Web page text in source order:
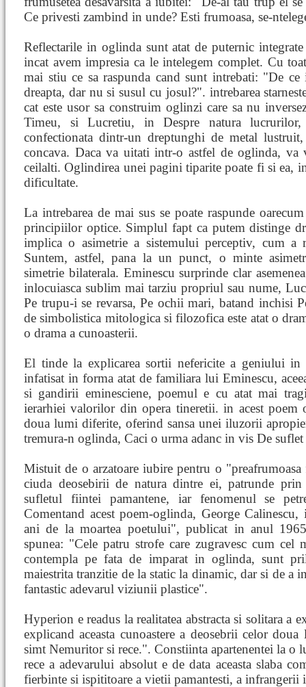
Ce privesti zambind in unde? Esti frumoasa, se-
Reflectarile in oglinda sunt atat de puternic
incat avem impresia ca le intelegem complet. Cu
mai stiu ce sa raspunda cand sunt intrebati: "De ce
dreapta, dar nu si susul cu josul?". intrebarea
cat este usor sa construim oglinzi care sa nu
Timeu, si Lucretiu, in Despre natura
confectionata dintr-un dreptunghi de metal
concava. Daca va uitati intr-o astfel de oglinda, va
ceilalti. Oglindirea unei pagini tiparite poate fi si ea,
dificultate.
La intrebarea de mai sus se poate raspunde
principiilor optice. Simplul fapt ca putem distinge
implica o asimetrie a sistemului perceptiv, cum a
Suntem, astfel, pana la un punct, o minte
simetrie bilaterala. Eminescu surprinde clar
inlocuiasca sublim mai tarziu propriul sau nume,
Pe trupu-i se revarsa, Pe ochii mari, batand inchisi
de simbolistica mitologica si filozofica este atat o
o drama a cunoasterii.
El tinde la explicarea sortii nefericite a geniului in
infatisat in forma atat de familiara lui Eminescu,
si gandirii eminesciene, poemul e cu atat mai
ierarhiei valorilor din opera tineretii. in acest poem
doua lumi diferite, oferind sansa unei iluzorii
tremura-n oglinda, Caci o urma adanc in vis De suflet
Mistuit de o arzatoare iubire pentru o
ciuda deosebirii de natura dintre ei, patrunde
sufletul fiintei pamantene, iar fenomenul se
Comentand acest poem-oglinda, George
ani de la moartea poetului", publicat in anul
spunea: "Cele patru strofe care zugravesc cum
contempla pe fata de imparat in oglinda, sunt
maiestrita tranzitie de la static la dinamic, dar si de a
fantastic adevarul viziunii plastice".
Hyperion e readus la realitatea abstracta si solitara
explicand aceasta cunoastere a deosebrii celor
simt Nemuritor si rece.". Constiinta apartenentei la o
rece a adevarului absolut e de data aceasta slaba
fierbinte si ispititoare a vietii pamantesti, a infrangerii